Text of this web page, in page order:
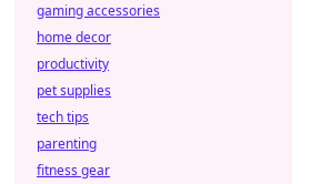
gaming accessories
home decor
productivity
pet supplies
tech tips
parenting
fitness gear